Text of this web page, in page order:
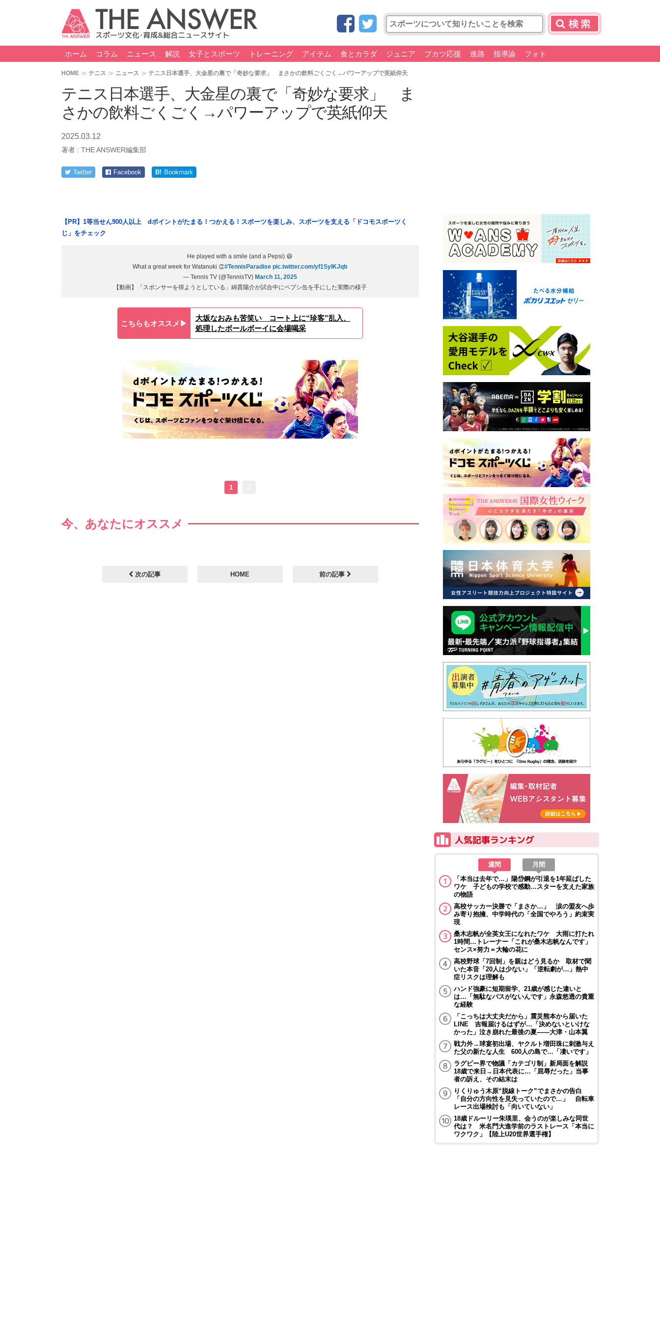
ホーム コラム ニュース 解説 女子とスポーツ トレーニング アイテム 食とカラダ ジュニア ブカツ応援 進路 指導論 フォト
HOME テニス ニュース テニス日本選手、大金星の裏で「奇妙な要求」 まさかの飲料ごくごく→パワーアップで英紙仰天
テニス日本選手、大金星の裏で「奇妙な要求」 ま
さかの飲料ごくごく→パワーアップで英紙仰天
2025.03.12
著者 : THE ANSWER編集部
Twitter Facebook B! Bookmark
【PR】1等当せん900人以上 dポイントがたまる！つかえる！スポーツを楽しみ、スポーツを支える「ドコモスポーツく
じ」をチェック
He played with a smile (and a Pepsi) 😄
What a great week for Watanuki 👏#TennisParadise pic.twitter.com/yf1SyIKJqb
— Tennis TV (@TennisTV) March 11, 2025
【動画】「スポンサーを得ようとしている」綿貫陽介が試合中にペプシ缶を手にした実際の様子
こちらもオススメ▶︎
大坂なおみも苦笑い コート上に“珍客”乱入、
処理したボールボーイに会場喝采
1
今、あなたにオススメ
次の記事 HOME 前の記事
週間
月間
「本当は去年で…」陽岱鋼が引退を1年延ばした
ワケ 子どもの学校で感動…スターを支えた家族
の物語
高校サッカー決勝で「まさか…」 涙の盟友へ歩
み寄り抱擁、中学時代の「全国でやろう」約束実
現
桑木志帆が全英女王になれたワケ 大雨に打たれ
1時間…トレーナー「これが桑木志帆なんです」
センス×努力＝大輪の花に
高校野球「7回制」を親はどう見るか 取材で聞
いた本音「20人は少ない」「逆転劇が…」熱中
症リスクは理解も
ハンド強豪に短期留学、21歳が感じた違いと
は…「無駄なパスがないんです」永森悠透の貴重
な経験
「こっちは大丈夫だから」震災熊本から届いた
LINE 吉報届けるはずが…「決めないといけな
かった」泣き崩れた最後の夏――大津・山本翼
戦力外→球宴初出場、ヤクルト増田珠に刺激与え
た父の新たな人生 600人の島で…「凄いです」
ラグビー界で物議「カテゴリ制」新局面を解説
18歳で来日→日本代表に…「屈辱だった」当事
者の訴え、その結末は
りくりゅう木原“脱線トーク”でまさかの告白
「自分の方向性を見失っていたので…」 自転車
レース出場検討も「向いていない」
18歳ドルーリー朱瑛里、会うのが楽しみな同世
代は？ 米名門大進学前のラストレース「本当に
ワクワク」【陸上U20世界選手権】